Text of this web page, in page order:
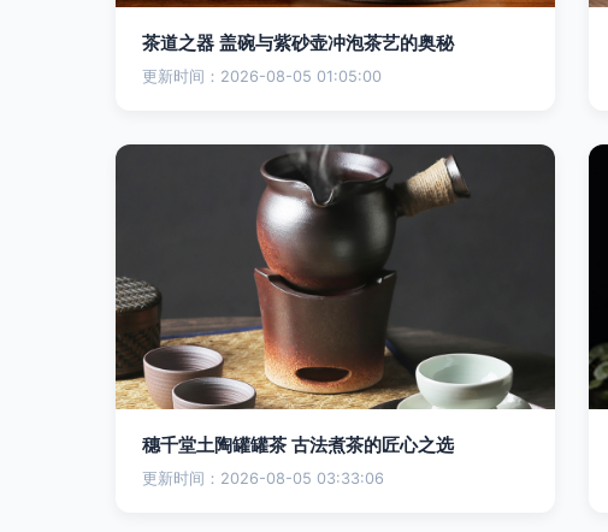
茶道之器 盖碗与紫砂壶冲泡茶艺的奥秘
更新时间：2026-08-05 01:05:00
穗千堂土陶罐罐茶 古法煮茶的匠心之选
更新时间：2026-08-05 03:33:06